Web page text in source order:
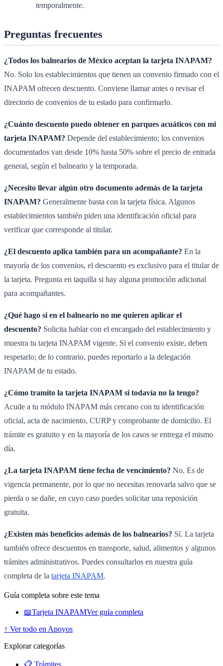
temporalmente.
Preguntas frecuentes
¿Todos los balnearios de México aceptan la tarjeta INAPAM?
No. Solo los establecimientos que tienen un convenio firmado con el
INAPAM ofrecen descuento. Conviene llamar antes o revisar el
directorio de convenios de tu estado para confirmarlo.
¿Cuánto descuento puedo obtener en parques acuáticos con mi
tarjeta INAPAM? Depende del establecimiento; los convenios
documentados van desde 10% hasta 50% sobre el precio de entrada
general, según el balneario y la temporada.
¿Necesito llevar algún otro documento además de la tarjeta
INAPAM? Generalmente basta con la tarjeta física. Algunos
establecimientos también piden una identificación oficial para
verificar que corresponde al titular.
¿El descuento aplica también para un acompañante? En la
mayoría de los convenios, el descuento es exclusivo para el titular de
la tarjeta. Pregunta en taquilla si hay alguna promoción adicional
para acompañantes.
¿Qué hago si en el balneario no me quieren aplicar el
descuento? Solicita hablar con el encargado del establecimiento y
muestra tu tarjeta INAPAM vigente. Si el convenio existe, deben
respetarlo; de lo contrario, puedes reportarlo a la delegación
INAPAM de tu estado.
¿Cómo tramito la tarjeta INAPAM si todavía no la tengo?
Acude a tu módulo INAPAM más cercano con tu identificación
oficial, acta de nacimiento, CURP y comprobante de domicilio. El
trámite es gratuito y en la mayoría de los casos se entrega el mismo
día.
¿La tarjeta INAPAM tiene fecha de vencimiento? No. Es de
vigencia permanente, por lo que no necesitas renovarla salvo que se
pierda o se dañe, en cuyo caso puedes solicitar una reposición
gratuita.
¿Existen más beneficios además de los balnearios? Sí. La tarjeta
también ofrece descuentos en transporte, salud, alimentos y algunos
trámites administrativos. Puedes consultarlos en nuestra guía
completa de la tarjeta INAPAM.
Guía completa sobre este tema
📖Tarjeta INAPAMVer guía completa
↑ Ver todo en Apoyos
Explorar categorías
📋 Trámites